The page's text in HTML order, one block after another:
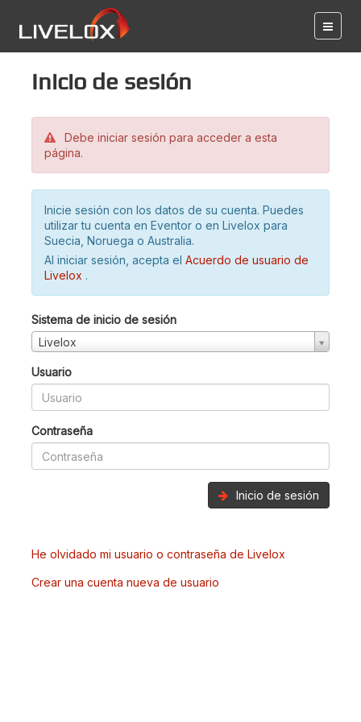
Inicio de sesión
Debe iniciar sesión para acceder a esta
página.
Inicie sesión con los datos de su cuenta. Puedes
utilizar tu cuenta en Eventor o en Livelox para
Suecia, Noruega o Australia.
Al iniciar sesión, acepta el Acuerdo de usuario de
Livelox .
Sistema de inicio de sesión
Livelox
Usuario
Contraseña
Inicio de sesión
He olvidado mi usuario o contraseña de Livelox
Crear una cuenta nueva de usuario